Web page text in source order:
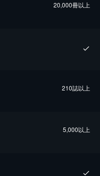
20,000冊以上
210誌以上
5,000以上